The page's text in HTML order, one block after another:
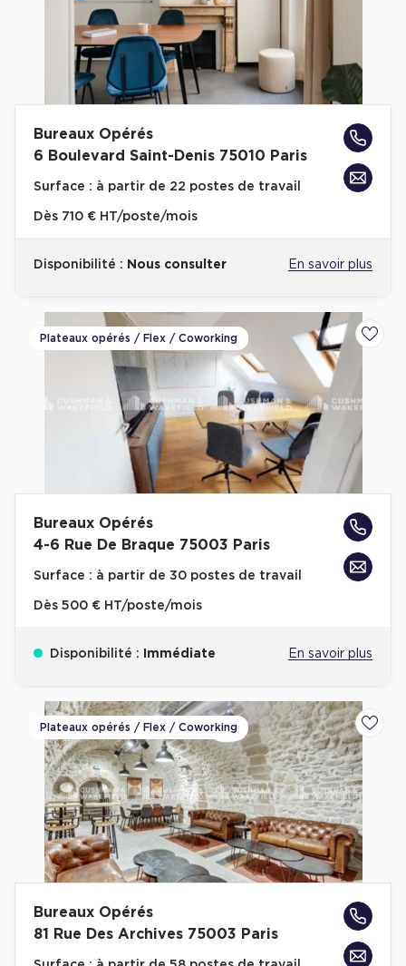
Location de Commerces
Location de Commerces à Paris
Location de Commerces à Bordeaux
Location de Commerces à Toulouse
Location de Commerces à Reims
Achat de Commerces à Marseille
Bureaux privés à Paris
Bureaux privés à Lyon
Bureaux privés à Marseille
Bureaux privés à Neuilly-sur-Seine
Bureaux privés à Lille
Plateaux opérés à Lyon
Plateaux opérés à Saint-Ouen
Plateaux opérés à Boulogne-Billancourt
Collections Flex / Coworking
Bureaux privés avec terrasse
Guide & Conseils
Bureaux Opérés
6 Boulevard Saint-Denis 75010 Paris
Surface : à partir de 22 postes de travail
Dès 710 € HT/poste/mois
Disponibilité : Nous consulter En savoir plus
Plateaux opérés / Flex / Coworking
Bureaux Opérés
4-6 Rue De Braque 75003 Paris
Surface : à partir de 30 postes de travail
Dès 500 € HT/poste/mois
Disponibilité : Immédiate En savoir plus
Plateaux opérés / Flex / Coworking
Bureaux Opérés
81 Rue Des Archives 75003 Paris